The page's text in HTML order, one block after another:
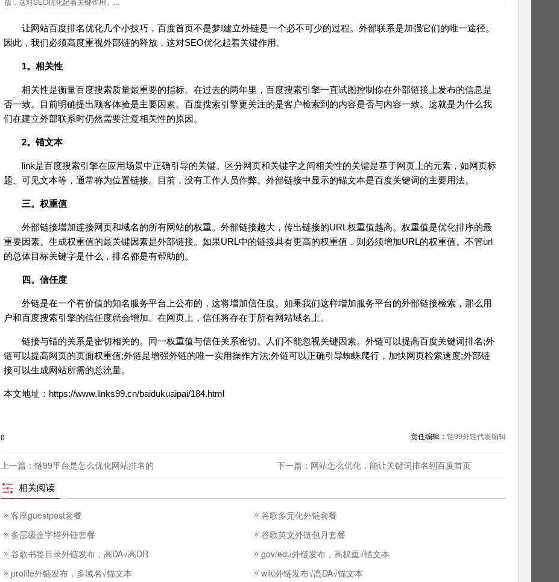
让网站百度排名优化几个小技巧，百度首页不是梦!建立外链是一个必不可少的过程。外部联系是加强它们的唯一途径。
因此，我们必须高度重视外部链的释放，这对SEO优化起着关键作用。
1。相关性
相关性是衡量百度搜索质量最重要的指标。在过去的两年里，百度搜索引擎一直试图控制你在外部链接上发布的信息是
否一致。目前明确提出顾客体验是主要因素。百度搜索引擎更关注的是客户检索到的内容是否与内容一致。这就是为什么我
们在建立外部联系时仍然需要注意相关性的原因。
2。锚文本
link是百度搜索引擎在应用场景中正确引导的关键。区分网页和关键字之间相关性的关键是基于网页上的元素，如网页标
题、可见文本等，通常称为位置链接。目前，没有工作人员作弊。外部链接中显示的锚文本是百度关键词的主要用法。
三。权重值
外部链接增加连接网页和域名的所有网站的权重。外部链接越大，传出链接的URL权重值越高。权重值是优化排序的最
重要因素。生成权重值的最关键因素是外部链接。如果URL中的链接具有更高的权重值，则必须增加URL的权重值。不管url
的总体目标关键字是什么，排名都是有帮助的。
四。信任度
外链是在一个有价值的知名服务平台上公布的，这将增加信任度。如果我们这样增加服务平台的外部链接检索，那么用
户和百度搜索引擎的信任度就会增加。在网页上，信任将存在于所有网站域名上。
链接与锚的关系是密切相关的。同一权重值与信任关系密切。人们不能忽视关键因素。外链可以提高百度关键词排名;外
链可以提高网页的页面权重值;外链是增强外链的唯一实用操作方法;外链可以正确引导蜘蛛爬行，加快网页检索速度;外部链
接可以生成网站所需的总流量。
本文地址：https://www.links99.cn/baidukuaipai/184.html
0 责任编辑： 链99外链代发编辑
上一篇：链99平台是怎么优化网站排名的 下一篇：网站怎么优化，能让关键词排名到百度首页
相关阅读
客座guestpost套餐
谷歌多元化外链套餐
多层级金字塔外链套餐
谷歌英文外链包月套餐
谷歌书签目录外链发布，高DA√高DR
gov/edu外链发布，高权重√锚文本
profile外链发布，多域名√锚文本
wiki外链发布√高DA√锚文本